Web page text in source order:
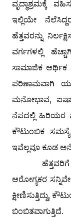
ವೃದ್ಧಾಶ್ರಮಕ್ಕೆ
ಇಲ್ಲಿಯೇ
ಹೆತ್ತವರನ್ನು
ವರ್ಗಗಳಲ್ಲಿ
ಸಾಮಾಜಿಕ ಆರ್ಥಿಕ
ಪರಿಣಾಮವಾಗಿ
ಮನೋಭಾವ,
ನೆಪದಲ್ಲಿ ಹಿರಿಯರ
ಕೌಟುಂಬಿಕ
ಇವೆಲ್ಲವೂ ಕೂಡ
ಹೆತ್ತವರಿಗೆ
ಆರೋಗ್ಯಕರ
ಕ್ಷೀಣಿಸುತ್ತಿದ್ದು,